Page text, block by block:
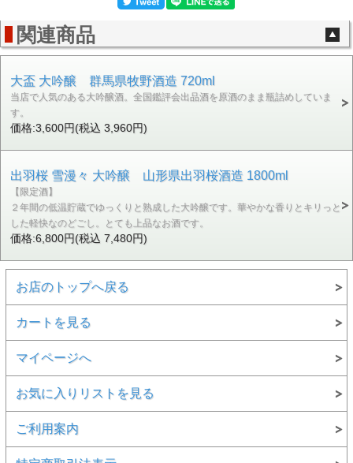
関連商品
大盃 大吟醸 群馬県牧野酒造 720ml
当店で人気のある大吟醸酒。全国鑑評会出品酒を原酒のまま瓶詰めしていま
す。
価格:3,600円(税込 3,960円)
出羽桜 雪漫々 大吟醸 山形県出羽桜酒造 1800ml
【限定酒】
２年間の低温貯蔵でゆっくりと熟成した大吟醸です。華やかな香りとキリっと
した軽快なのどごし。とても上品なお酒です。
価格:6,800円(税込 7,480円)
お店のトップへ戻る
カートを見る
マイページへ
お気に入りリストを見る
ご利用案内